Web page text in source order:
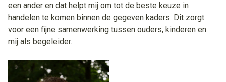
een ander en dat helpt mij om tot de beste keuze in
handelen te komen binnen de gegeven kaders. Dit zorgt
voor een fijne samenwerking tussen ouders, kinderen en
mij als begeleider.